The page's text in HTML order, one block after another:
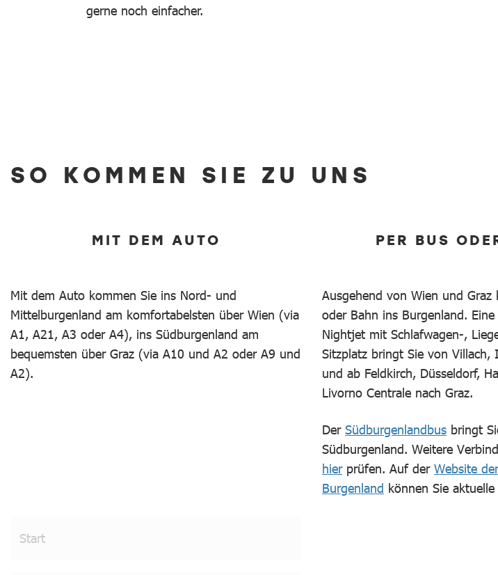
gerne noch einfacher.
SO KOMMEN SIE ZU UNS
MIT DEM AUTO
Mit dem Auto kommen Sie ins Nord- und
Mittelburgenland am komfortabelsten über Wien (via
A1, A21, A3 oder A4), ins Südburgenland am
bequemsten über Graz (via A10 und A2 oder A9 und
A2).
PER BUS
Ausgehend von Wien und Graz
oder Bahn ins Burgenland.
Nightjet mit Schlafwagen-,
Sitzplatz bringt Sie von Villach,
und ab Feldkirch, Düsseldorf,
Livorno Centrale nach Graz.
Der Südburgenlandbus bringt
Südburgenland. Weitere
hierprüfen. Auf der Website
Burgenland können Sie